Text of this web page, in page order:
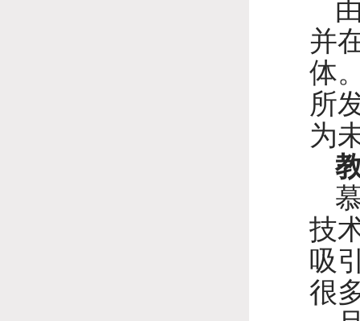
并
体
所
为
技
吸
很